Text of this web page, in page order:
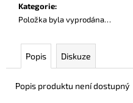
Kategorie:
Položka byla vyprodána…
Popis Diskuze
Popis produktu není dostupný
m